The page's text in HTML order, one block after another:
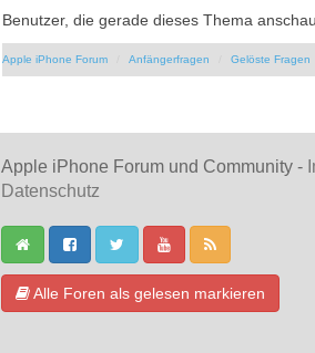
Benutzer, die gerade dieses Thema
Apple iPhone Forum Anfängerfragen Gelöste Fragen
Apple iPhone Forum und Community -
Datenschutz
Alle Foren als gelesen markieren